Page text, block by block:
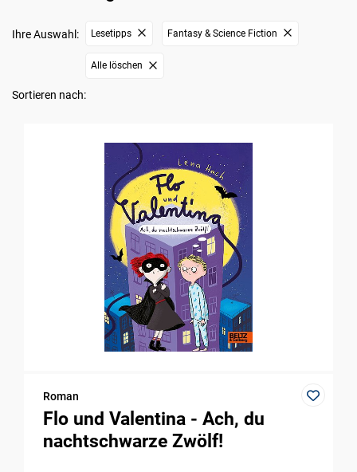
Ihre Auswahl: Lesetipps Fantasy & Science Fiction
Alle löschen
Sortieren nach:
Roman
Flo und Valentina - Ach, du
nachtschwarze Zwölf!